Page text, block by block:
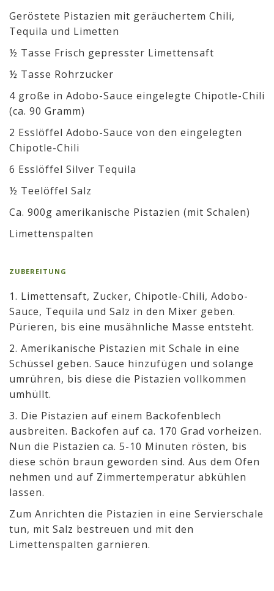
Geröstete Pistazien mit geräuchertem Chili,
Tequila und Limetten
½ Tasse Frisch gepresster Limettensaft
½ Tasse Rohrzucker
4 große in Adobo-Sauce eingelegte Chipotle-Chili
(ca. 90 Gramm)
2 Esslöffel Adobo-Sauce von den eingelegten
Chipotle-Chili
6 Esslöffel Silver Tequila
½ Teelöffel Salz
Ca. 900g amerikanische Pistazien (mit Schalen)
Limettenspalten
ZUBEREITUNG
1. Limettensaft, Zucker, Chipotle-Chili, Adobo-
Sauce, Tequila und Salz in den Mixer geben.
Pürieren, bis eine musähnliche Masse entsteht.
2. Amerikanische Pistazien mit Schale in eine
Schüssel geben. Sauce hinzufügen und solange
umrühren, bis diese die Pistazien vollkommen
umhüllt.
3. Die Pistazien auf einem Backofenblech
ausbreiten. Backofen auf ca. 170 Grad vorheizen.
Nun die Pistazien ca. 5-10 Minuten rösten, bis
diese schön braun geworden sind. Aus dem Ofen
nehmen und auf Zimmertemperatur abkühlen
lassen.
Zum Anrichten die Pistazien in eine Servierschale
tun, mit Salz bestreuen und mit den
Limettenspalten garnieren.